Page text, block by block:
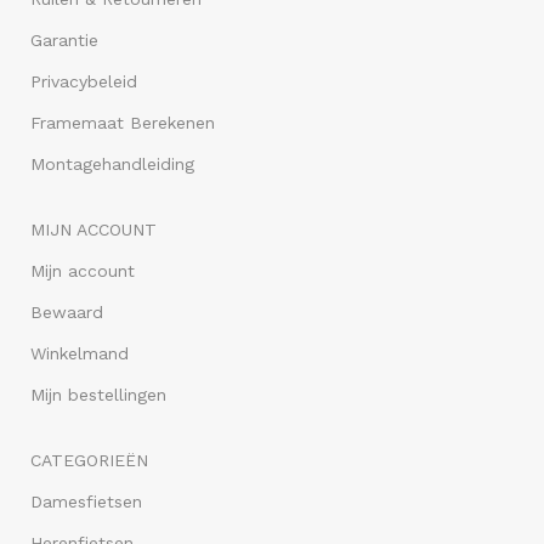
Garantie
Privacybeleid
Framemaat Berekenen
Montagehandleiding
MIJN ACCOUNT
Mijn account
Bewaard
Winkelmand
Mijn bestellingen
CATEGORIEËN
Damesfietsen